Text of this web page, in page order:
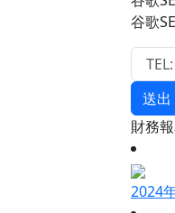
谷歌
送出
財務
2024